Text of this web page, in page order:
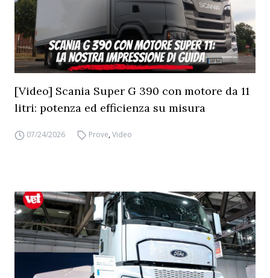
[Video] Scania Super G 390 con motore da 11
litri: potenza ed efficienza su misura
07/24/2026 Prove,Video